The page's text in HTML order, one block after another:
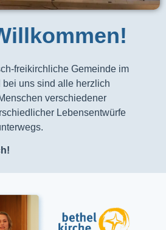
freikirchliche Gemeinde im
bei uns sind alle herzlich
verschiedener
Lebensentwürfe